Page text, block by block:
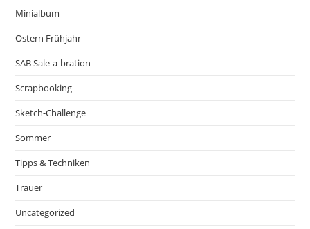
Minialbum
Ostern Frühjahr
SAB Sale-a-bration
Scrapbooking
Sketch-Challenge
Sommer
Tipps & Techniken
Trauer
Uncategorized